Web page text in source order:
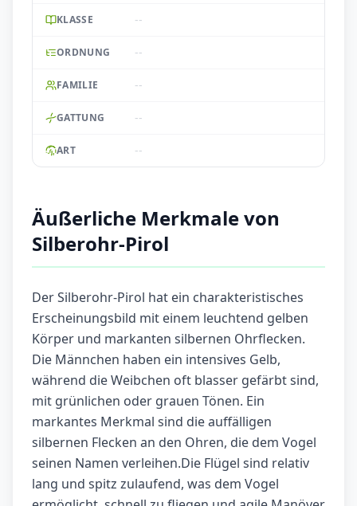
KLASSE --
ORDNUNG --
FAMILIE --
GATTUNG --
ART --
Äußerliche Merkmale von
Silberohr-Pirol
Der Silberohr-Pirol hat ein charakteristisches
Erscheinungsbild mit einem leuchtend gelben
Körper und markanten silbernen Ohrflecken.
Die Männchen haben ein intensives Gelb,
während die Weibchen oft blasser gefärbt sind,
mit grünlichen oder grauen Tönen. Ein
markantes Merkmal sind die auffälligen
silbernen Flecken an den Ohren, die dem Vogel
seinen Namen verleihen.Die Flügel sind relativ
lang und spitz zulaufend, was dem Vogel